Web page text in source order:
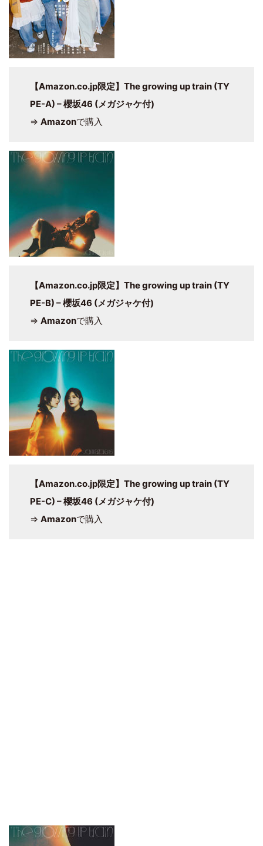
【Amazon.co.jp限定】The growing up train (TY
PE-A) – 櫻坂46 (メガジャケ付)
⇒ Amazonで購入
【Amazon.co.jp限定】The growing up train (TY
PE-B) – 櫻坂46 (メガジャケ付)
⇒ Amazonで購入
【Amazon.co.jp限定】The growing up train (TY
PE-C) – 櫻坂46 (メガジャケ付)
⇒ Amazonで購入